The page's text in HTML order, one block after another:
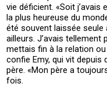
vie déficient. «Soit j’avais
la plus heureuse du
été souvent laissée
ailleurs. J’avais tellement
mettais fin à la relation
confie Emy, qui vit
père. «Mon père a
fois.